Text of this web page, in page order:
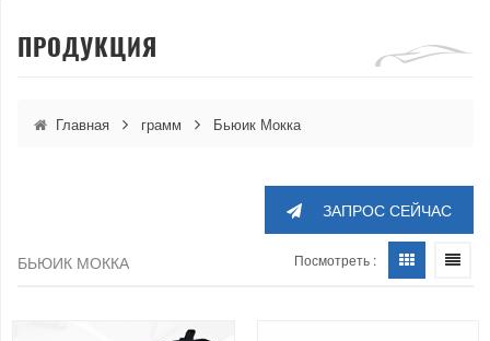
ПРОДУКЦИЯ
Главная грамм Бьюик Мокка
ЗАПРОС СЕЙЧАС
БЬЮИК МОККА Посмотреть :